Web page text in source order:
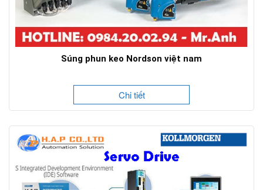
Súng phun keo Nordson việt nam
Chi tiết